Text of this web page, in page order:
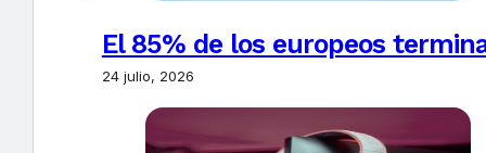
El 85% de los europeos
24 julio, 2026